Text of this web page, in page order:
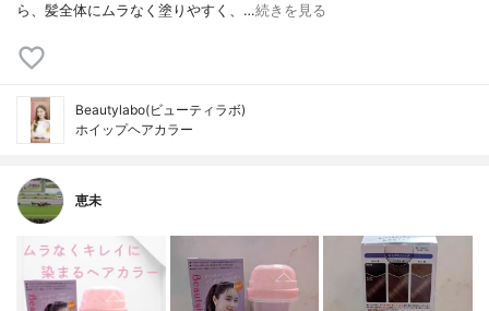
ら、髪全体にムラなく塗りやすく、…続きを見る
Beautylabo(ビューティラボ)
ホイップヘアカラー
恵未